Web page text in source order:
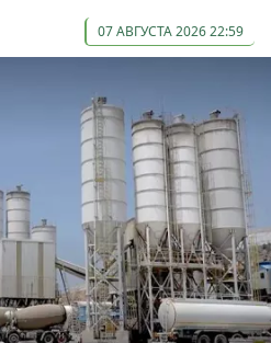
07 АВГУСТА 2026 22:59